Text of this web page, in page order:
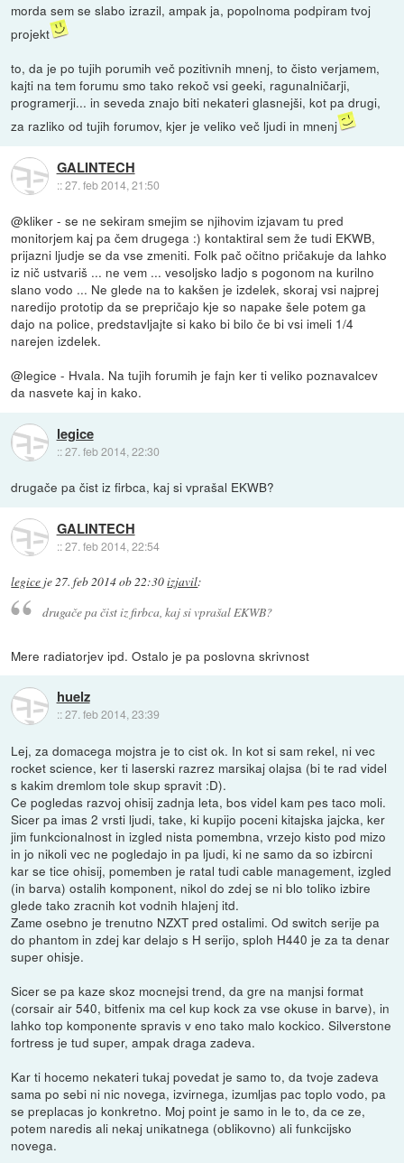
morda sem se slabo izrazil, ampak ja, popolnoma podpiram tvoj
projekt
to, da je po tujih porumih več pozitivnih mnenj, to čisto verjamem,
kajti na tem forumu smo tako rekoč vsi geeki, ragunalničarji,
programerji... in seveda znajo biti nekateri glasnejši, kot pa drugi,
za razliko od tujih forumov, kjer je veliko več ljudi in mnenj
GALINTECH
::27. feb 2014, 21:50
@kliker - se ne sekiram smejim se njihovim izjavam tu pred
monitorjem kaj pa čem drugega :) kontaktiral sem že tudi EKWB,
prijazni ljudje se da vse zmeniti. Folk pač očitno pričakuje da lahko
iz nič ustvariš ... ne vem ... vesoljsko ladjo s pogonom na kurilno
slano vodo ... Ne glede na to kakšen je izdelek, skoraj vsi najprej
naredijo prototip da se prepričajo kje so napake šele potem ga
dajo na police, predstavljajte si kako bi bilo če bi vsi imeli 1/4
narejen izdelek.
@legice - Hvala. Na tujih forumih je fajn ker ti veliko poznavalcev
da nasvete kaj in kako.
legice
::27. feb 2014, 22:30
drugače pa čist iz firbca, kaj si vprašal EKWB?
GALINTECH
::27. feb 2014, 22:54
legice je27. feb 2014 ob 22:30izjavil:
drugače pa čist iz firbca, kaj si vprašal EKWB?
Mere radiatorjev ipd. Ostalo je pa poslovna skrivnost
huelz
::27. feb 2014, 23:39
Lej, za domacega mojstra je to cist ok. In kot si sam rekel, ni vec
rocket science, ker ti laserski razrez marsikaj olajsa (bi te rad videl
s kakim dremlom tole skup spravit :D).
Ce pogledas razvoj ohisij zadnja leta, bos videl kam pes taco moli.
Sicer pa imas 2 vrsti ljudi, take, ki kupijo poceni kitajska jajcka, ker
jim funkcionalnost in izgled nista pomembna, vrzejo kisto pod mizo
in jo nikoli vec ne pogledajo in pa ljudi, ki ne samo da so izbircni
kar se tice ohisij, pomemben je ratal tudi cable management, izgled
(in barva) ostalih komponent, nikol do zdej se ni blo toliko izbire
glede tako zracnih kot vodnih hlajenj itd.
Zame osebno je trenutno NZXT pred ostalimi. Od switch serije pa
do phantom in zdej kar delajo s H serijo, sploh H440 je za ta denar
super ohisje.
Sicer se pa kaze skoz mocnejsi trend, da gre na manjsi format
(corsair air 540, bitfenix ma cel kup kock za vse okuse in barve), in
lahko top komponente spravis v eno tako malo kockico. Silverstone
fortress je tud super, ampak draga zadeva.
Kar ti hocemo nekateri tukaj povedat je samo to, da tvoje zadeva
sama po sebi ni nic novega, izvirnega, izumljas pac toplo vodo, pa
se preplacas jo konkretno. Moj point je samo in le to, da ce ze,
potem naredis ali nekaj unikatnega (oblikovno) ali funkcijsko
novega.